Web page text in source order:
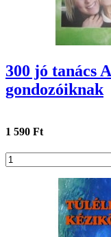
300 jó tanács
gondozóiknak
1 590 Ft